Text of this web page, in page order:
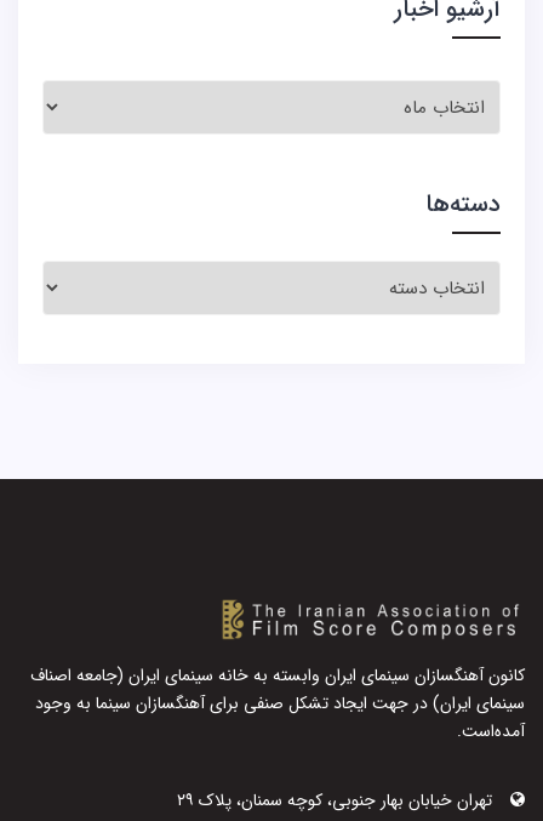
آرشیو اخبار
آرشیو
دسته‌ها
دسته‌ها
کانون آهنگسازان سینمای ایران وابسته به خانه سینمای ایران (جامعه اصناف
سینمای ایران) در جهت ایجاد تشکل صنفی برای آهنگسازان سینما به وجود
آمده‌است.
تهران خیابان بهار جنوبی، کوچه سمنان، پلاک ۲۹